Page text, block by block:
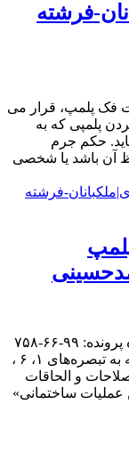
فرشته
فک پلمپ، قرار می
پلمپی که به
حکم جرم
آن باشد یا شخصی
جزئیات نظریه شماره نظریه: ۷/۹۹/۷۵۸ شماره پرونده: ۹۹-۶۶-۷۵۸
ع تاریخ نظریه: ۱۳۹۹/۰۶/۲۳ استعلام: ۱- با توجه به تبصره‌های ۱، ۶ ،
قانون شهرداری مصوب ۱۳۳۴ با اصلاحات و الحاقات
ساختمانی»